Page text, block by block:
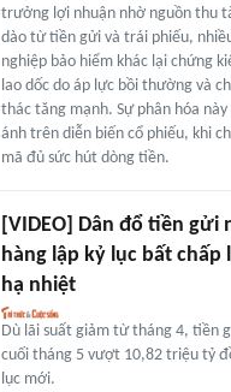
trưởng lợi nhuận nhờ nguồn thu
dào từ tiền gửi và trái phiếu,
nghiệp bảo hiểm khác lại chứng
lao dốc do áp lực bồi thường và
thác tăng mạnh. Sự phân hóa này
ánh trên diễn biến cổ phiếu, khi
mã đủ sức hút dòng tiền.
[VIDEO] Dân đổ tiền gửi
hàng lập kỷ lục bất chấp
hạ nhiệt
Dù lãi suất giảm từ tháng 4, tiền
cuối tháng 5 vượt 10,82 triệu tỷ
lục mới.